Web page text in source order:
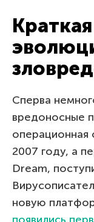
Сперва
вредоносные
операционная
2007 году, а
Dream,
новую
появились